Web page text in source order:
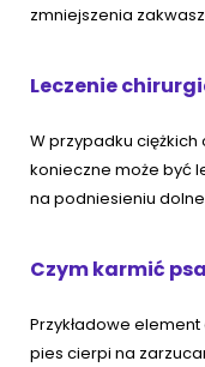
zmniejszenia
Leczenie
W przypadku
konieczne może być
na podniesieniu
Czym karmić
Przykładowe
pies cierpi na